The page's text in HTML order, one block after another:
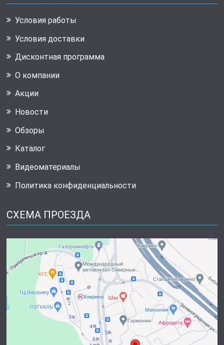
Условия работы
Условия доставки
Дисконтная программа
О компании
Акции
Новости
Обзоры
Каталог
Видеоматериалы
Политика конфиденциальности
СХЕМА ПРОЕЗДА